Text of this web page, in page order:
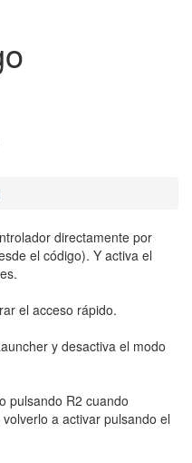
directamente por
el código). Y activa el
el acceso rápido.
y desactiva el modo
pulsando R2 cuando
a activar pulsando el